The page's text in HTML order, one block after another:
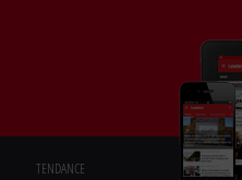
TENDANCE